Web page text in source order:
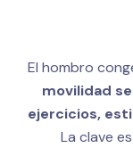
El hombro
movilidad
ejercicios,
La clave